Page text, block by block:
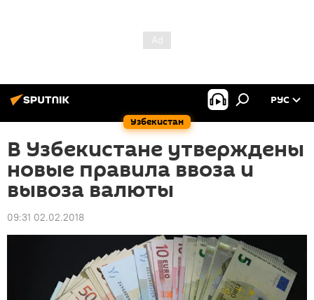
Узбекистан
РУС
В Узбекистане утверждены
новые правила ввоза и
вывоза валюты
09:31 02.02.2018